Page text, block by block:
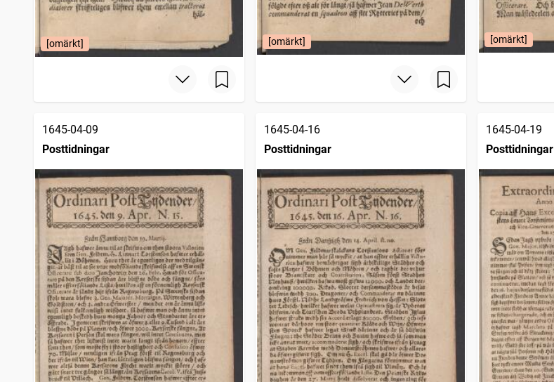
[omärkt] [omärkt] [omärkt]
1645-04-09
Posttidningar
1645-04-16
Posttidningar
1645-04-19
Posttidningar